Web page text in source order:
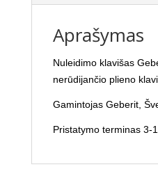
Aprašymas
Nuleidimo klavišas
nerūdijančio plieno
Gamintojas Geberit,
Pristatymo terminas 3-